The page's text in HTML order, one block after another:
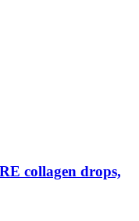
collagen drops,